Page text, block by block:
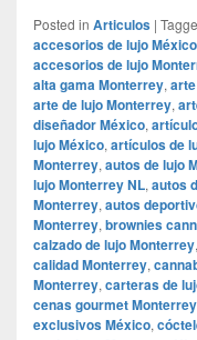
Posted in Articulos |
accesorios de lujo México
accesorios de lujo
alta gama Monterrey,
arte de lujo Monterrey,
diseñador México,
lujo México, artículos de
Monterrey, autos de lujo
lujo Monterrey NL, autos
Monterrey, autos
Monterrey, brownies
calzado de lujo Monterrey,
calidad Monterrey,
Monterrey, carteras de
cenas gourmet Monterrey
exclusivos México,